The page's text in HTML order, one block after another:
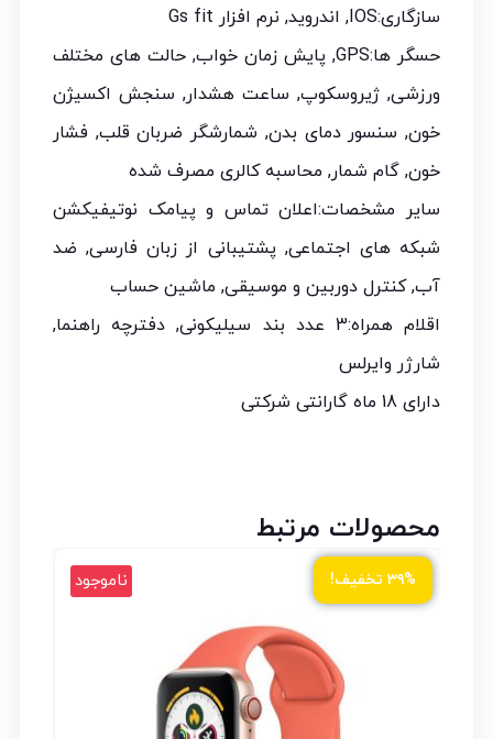
سازگاری:IOS, اندروید, نرم افزار Gs fit
حسگر ها:GPS, پایش زمان خواب, حالت های مختلف
ورزشی, ژیروسکوپ, ساعت هشدار, سنجش اکسیژن
خون, سنسور دمای بدن, شمارشگر ضربان قلب, فشار
خون, گام شمار, محاسبه کالری مصرف شده
سایر مشخصات:اعلان تماس و پیامک نوتیفیکشن
شبکه های اجتماعی, پشتیبانی از زبان فارسی, ضد
آب, کنترل دوربین و موسیقی, ماشین حساب
اقلام همراه:3 عدد بند سیلیکونی, دفترچه راهنما,
شارژر وایرلس
دارای 18 ماه گارانتی شرکتی
محصولات مرتبط
۳۹% تخفیف! ناموجود